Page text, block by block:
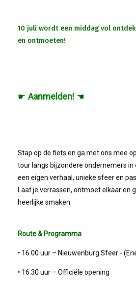
Bezoek Aan
Ontbijt Bij De Buren
Verslag Van ALV
Nieuwjaarsreceptie
Mooi Bezoek Aan
2023-05-31:
10 juli wordt een middag vol
en ontmoeten!
☛Aanmelden! ☚
Stap op de fiets en ga met ons mee
tour langs bijzondere ondernemers in
een eigen verhaal, unieke sfeer en
Laat je verrassen, ontmoet elkaar en
heerlijke smaken.
Route & Programma
• 16.00 uur – Nieuwenburg Sfeer -
• 16.30 uur – Officiële opening